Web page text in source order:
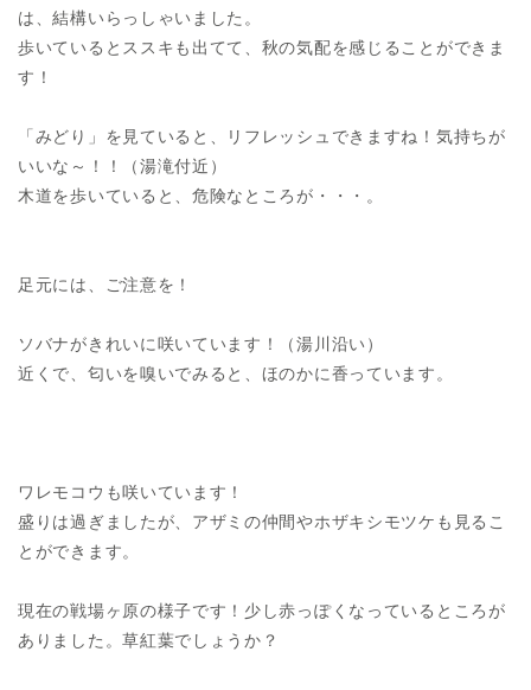
は、結構いらっしゃいました。
歩いているとススキも出てて、秋の気配を感じることができま
す！
「みどり」を見ていると、リフレッシュできますね！気持ちが
いいな～！！（湯滝付近）
木道を歩いていると、危険なところが・・・。
足元には、ご注意を！
ソバナがきれいに咲いています！（湯川沿い）
近くで、匂いを嗅いでみると、ほのかに香っています。
ワレモコウも咲いています！
盛りは過ぎましたが、アザミの仲間やホザキシモツケも見るこ
とができます。
現在の戦場ヶ原の様子です！少し赤っぽくなっているところが
ありました。草紅葉でしょうか？